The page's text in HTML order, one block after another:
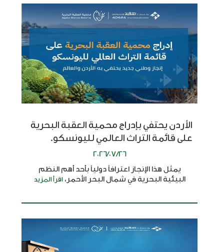
الأردن يحتفي بإدراج محمية العقبة البحرية
على قائمة التراث العالمي لليونسكو.
2026/07/26
يمثل هذا الإنجاز اعترافاً دولياً بأحد أهم النظم
البيئية البحرية في شمال البحر الأحمر، اقرأ المزيد